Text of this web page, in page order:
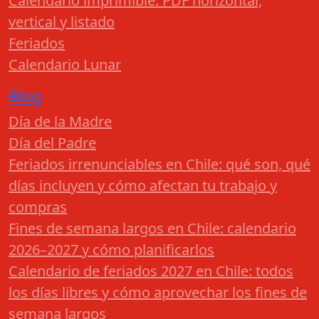
vertical y listado
Feriados
Calendario Lunar
Blog
Día de la Madre
Día del Padre
Feriados irrenunciables en Chile: qué son, qué
días incluyen y cómo afectan tu trabajo y
compras
Fines de semana largos en Chile: calendario
2026–2027 y cómo planificarlos
Calendario de feriados 2027 en Chile: todos
los días libres y cómo aprovechar los fines de
semana largos